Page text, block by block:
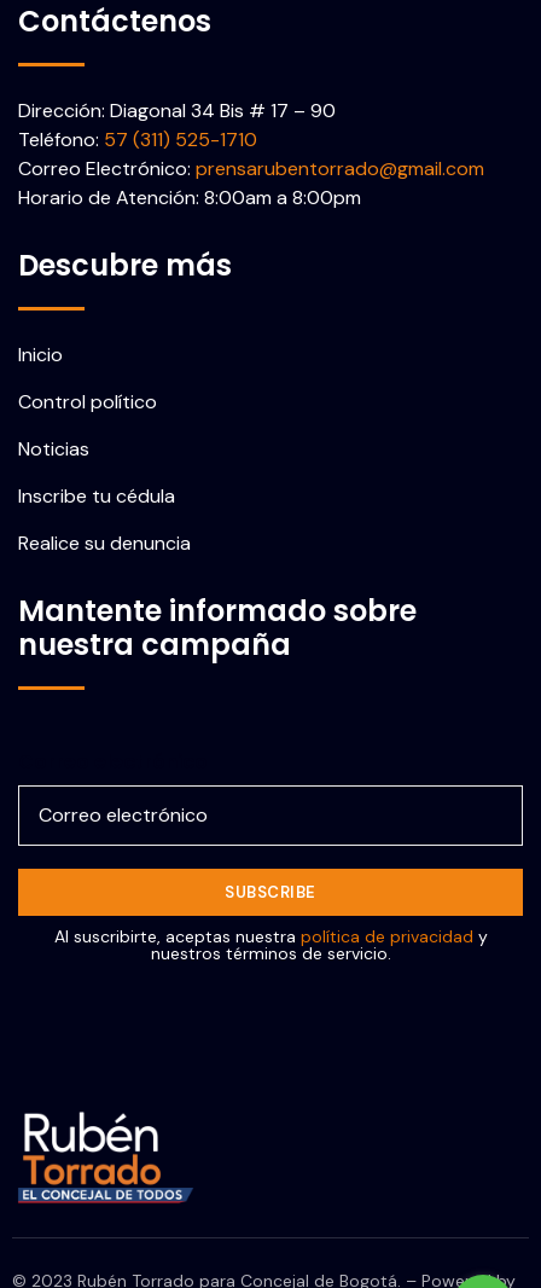
Contáctenos
Dirección: Diagonal 34 Bis # 17 – 90
Teléfono: 57 (311) 525-1710
Correo Electrónico: prensarubentorrado@gmail.com
Horario de Atención: 8:00am a 8:00pm
Descubre más
Inicio
Control político
Noticias
Inscribe tu cédula
Realice su denuncia
Mantente informado sobre
nuestra campaña
Al suscribirte, aceptas nuestra política de privacidad y
nuestros términos de servicio.
© 2023 Rubén Torrado para Concejal de Bogotá. – Powered by